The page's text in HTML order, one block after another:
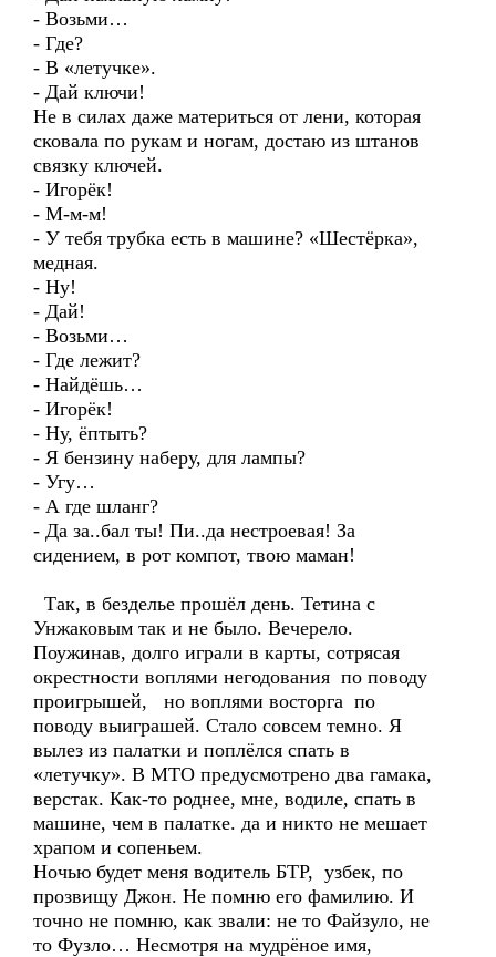
- Возьми…
- Где?
- В «летучке».
- Дай ключи!
Не в силах даже материться от лени, которая
сковала по рукам и ногам, достаю из штанов
связку ключей.
- Игорёк!
- М-м-м!
- У тебя трубка есть в машине? «Шестёрка»,
медная.
- Ну!
- Дай!
- Возьми…
- Где лежит?
- Найдёшь…
- Игорёк!
- Ну, ёптыть?
- Я бензину наберу, для лампы?
- Угу…
- А где шланг?
- Да за..бал ты! Пи..да нестроевая! За
сидением, в рот компот, твою маман!
Так, в безделье прошёл день. Тетина с
Унжаковым так и не было. Вечерело.
Поужинав, долго играли в карты, сотрясая
окрестности воплями негодования по поводу
проигрышей, но воплями восторга по
поводу выиграшей. Стало совсем темно. Я
вылез из палатки и поплёлся спать в
«летучку». В МТО предусмотрено два гамака,
верстак. Как-то роднее, мне, водиле, спать в
машине, чем в палатке. да и никто не мешает
храпом и сопеньем.
Ночью будет меня водитель БТР, узбек, по
прозвищу Джон. Не помню его фамилию. И
точно не помню, как звали: не то Файзуло, не
то Фузло… Несмотря на мудрёное имя,